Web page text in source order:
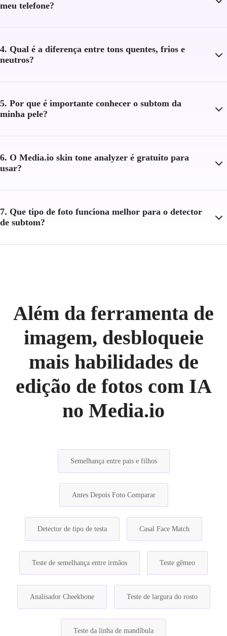
meu telefone?
4. Qual é a diferença entre tons quentes, frios e
neutros?
5. Por que é importante conhecer o subtom da
minha pele?
6. O Media.io skin tone analyzer é gratuito para
usar?
7. Que tipo de foto funciona melhor para o detector
de subtom?
Além da ferramenta de
imagem, desbloqueie
mais habilidades de
edição de fotos com IA
no Media.io
Semelhança entre pais e filhos
Antes Depois Foto Comparar
Detector de tipo de testa Casal Face Match
Teste de semelhança entre irmãos Teste gêmeo
Analisador Cheekbone Teste de largura do rosto
Teste da linha de mandíbula